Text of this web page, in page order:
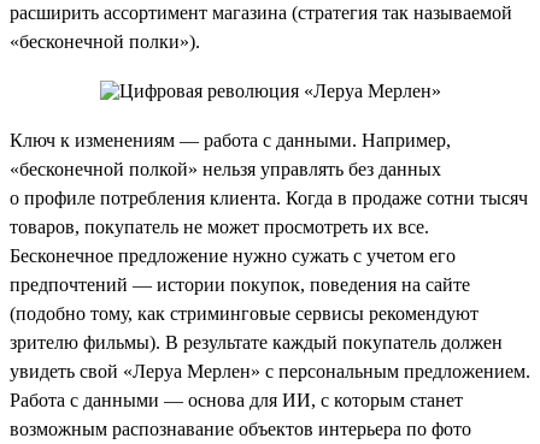
расширить ассортимент магазина (стратегия так называемой
«бесконечной полки»).
Ключ к изменениям — работа с данными. Например,
«бесконечной полкой» нельзя управлять без данных
о профиле потребления клиента. Когда в продаже сотни тысяч
товаров, покупатель не может просмотреть их все.
Бесконечное предложение нужно сужать с учетом его
предпочтений — истории покупок, поведения на сайте
(подобно тому, как стриминговые сервисы рекомендуют
зрителю фильмы). В результате каждый покупатель должен
увидеть свой «Леруа Мерлен» с персональным предложением.
Работа с данными — основа для ИИ, с которым станет
возможным распознавание объектов интерьера по фото